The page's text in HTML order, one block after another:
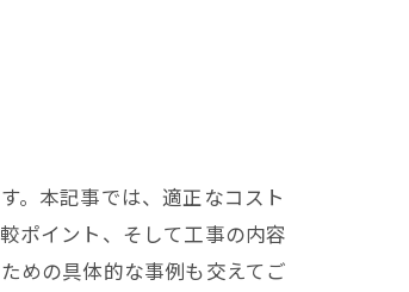
。本記事では、適正なコスト
ポイント、そして工事の内容
めの具体的な事例も交えてご